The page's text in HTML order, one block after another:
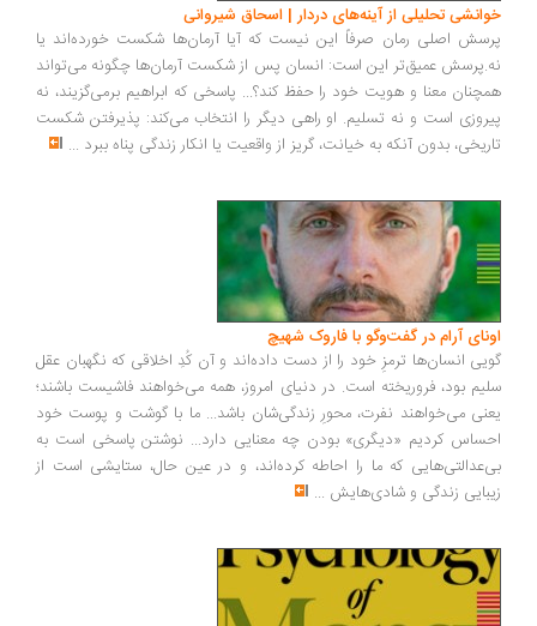
تحلیلی از آینه‌های دردار | اسحاق شیروانی
اصلی رمان صرفاً این نیست که آیا آرمان‌ها شکست خورده‌اند یا
عمیق‌تر این است: انسان پس از شکست آرمان‌ها چگونه می‌تواند
معنا و هویت خود را حفظ کند؟... پاسخی که ابراهیم برمی‌گزیند، نه
است و نه تسلیم. او راهی دیگر را انتخاب می‌کند: پذیرفتن شکست
بدون آنکه به خیانت، گریز از واقعیت یا انکار زندگی پناه ببرد...
آرام در گفت‌وگو با فاروک شهیچ‭
انسان‌ها ترمزِ خود را از دست داده‌اند و آن کُدِ اخلاقی که نگهبان عقل
بود، فروریخته است. در دنیای امروز، همه می‌خواهند فاشیست باشند؛
می‌خواهند نفرت، محورِ زندگی‌شان باشد... ما با گوشت و پوست خود
کردیم «دیگری» بودن چه معنایی دارد... نوشتن پاسخی است به
که ما را احاطه کرده‌اند، و در عین حال، ستایشی است از
زندگی و شادی‌هایش...